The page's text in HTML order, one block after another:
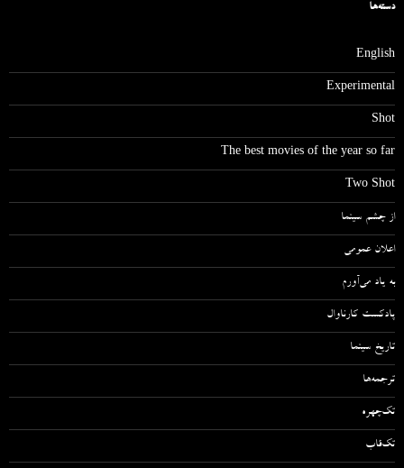
دسته‌ها
English
Experimental
Shot
The best movies of the year so far
Two Shot
از چشم سینما
اعلان عمومی
به یاد می‌آورم
پادکست کارناوال
تاریخ سینما
ترجمه‌ها
تک‌چهره
تک‌قاب